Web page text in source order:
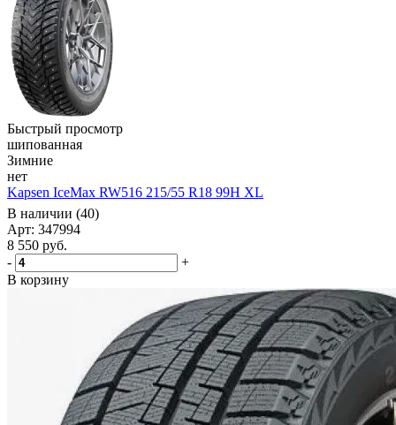
Быстрый просмотр
шипованная
Зимние
нет
Kapsen IceMax RW516 215/55 R18 99H XL
В наличии (40)
Арт: 347994
8 550 руб.
-
+
В корзину